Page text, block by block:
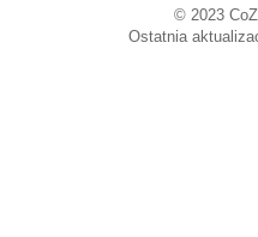
© 2023
Ostatnia